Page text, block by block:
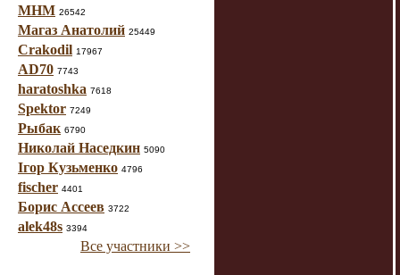
МНМ 26542
Магаз Анатолий 25449
Crakodil 17967
AD70 7743
haratoshka 7618
Spektor 7249
Рыбак 6790
Николай Наседкин 5090
Ігор Кузьменко 4796
fischer 4401
Борис Ассеев 3722
alek48s 3394
Все участники >>